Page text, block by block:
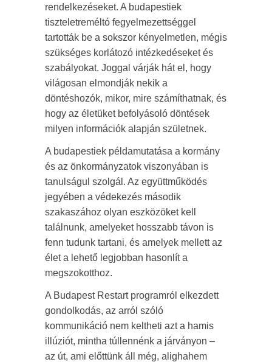
rendelkezéseket. A budapestiek
tiszteletreméltó fegyelmezettséggel
tartották be a sokszor kényelmetlen, mégis
szükséges korlátozó intézkedéseket és
szabályokat. Joggal várják hát el, hogy
világosan elmondják nekik a
döntéshozók, mikor, mire számíthatnak, és
hogy az életüket befolyásoló döntések
milyen információk alapján születnek.
A budapestiek példamutatása a kormány
és az önkormányzatok viszonyában is
tanulságul szolgál. Az együttműködés
jegyében a védekezés második
szakaszához olyan eszközöket kell
találnunk, amelyeket hosszabb távon is
fenn tudunk tartani, és amelyek mellett az
élet a lehető legjobban hasonlít a
megszokotthoz.
A Budapest Restart programról elkezdett
gondolkodás, az arról szóló
kommunikáció nem keltheti azt a hamis
illúziót, mintha túllennénk a járványon –
az út, ami előttünk áll még, alighahem